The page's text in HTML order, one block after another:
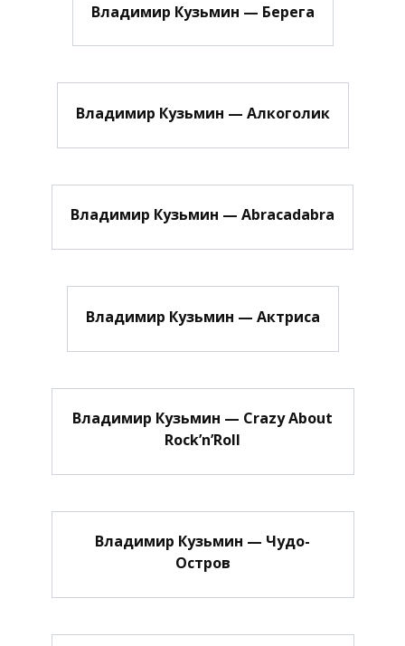
Владимир Кузьмин — Берега
Владимир Кузьмин — Алкоголик
Владимир Кузьмин — Abracadabra
Владимир Кузьмин — Актриса
Владимир Кузьмин — Crazy About
Rock’n’Roll
Владимир Кузьмин — Чудо-
Остров